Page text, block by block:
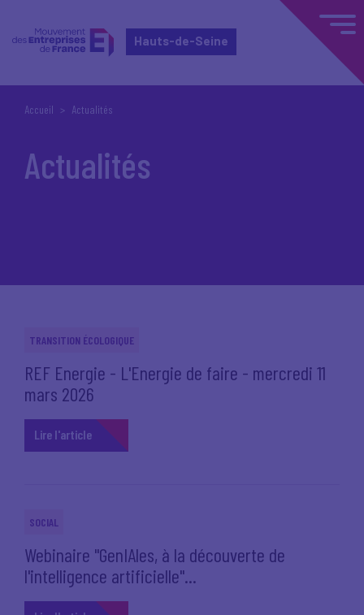
Hauts-de-Seine
Accueil Actualités
Actualités
TRANSITION ÉCOLOGIQUE
REF Energie - L'Energie de faire - mercredi 11
mars 2026
Lire l'article
SOCIAL
Webinaire "GenIAles, à la découverte de
l'intelligence artificielle"...